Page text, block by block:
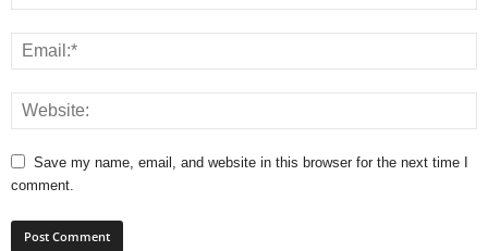
Save my name, email, and website in this browser for the next time I
comment.